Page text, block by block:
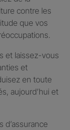
contre les
que vos
et laissez-vous
et
en toute
aujourd’hui et
d’assurance